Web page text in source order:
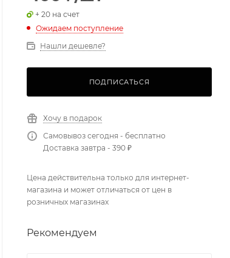
+ 20 на счет
Ожидаем поступление
Нашли дешевле?
ПОДПИСАТЬСЯ
Хочу в подарок
Самовывоз сегодня - бесплатно
Доставка завтра - 390 ₽
Цена действительна только для интернет-
магазина и может отличаться от цен в
розничных магазинах
Рекомендуем